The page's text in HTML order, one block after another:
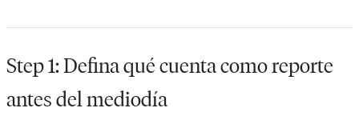
Step 1: Defina qué cuenta como reporte
antes del mediodía